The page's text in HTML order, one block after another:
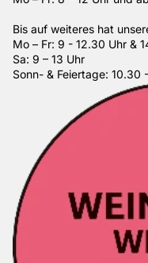
Bis auf weiteres hat
Mo – Fr: 9 - 12.30 Uhr &
Sa: 9 – 13 Uhr
Sonn- & Feiertage: 10.30